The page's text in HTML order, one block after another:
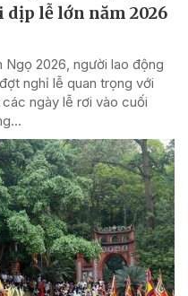
dịp lễ lớn năm 2026
Ngọ 2026, người lao động
nghỉ lễ quan trọng với
ngày lễ rơi vào cuối